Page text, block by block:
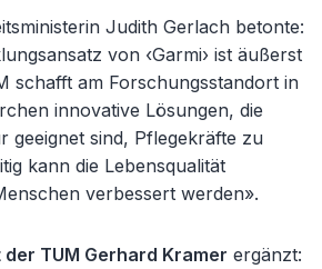
Judith Gerlach betonte:
von ‹Garmi› ist äußerst
schafft am Forschungsstandort in
innovative Lösungen, die
geeignet sind, Pflegekräfte zu
kann die Lebensqualität
verbessert werden».
TUM Gerhard Kramer ergänzt: